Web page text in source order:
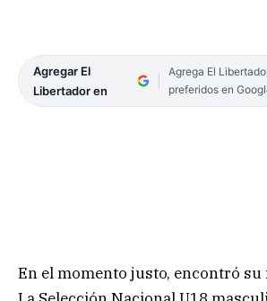
Agregar El
Libertador en
Agrega El
preferidos en
En el momento justo, encontró